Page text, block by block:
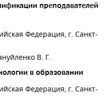
преподавателей
Федерация, г. Санкт-
В. Г.
в образовании
Федерация, г. Санкт-